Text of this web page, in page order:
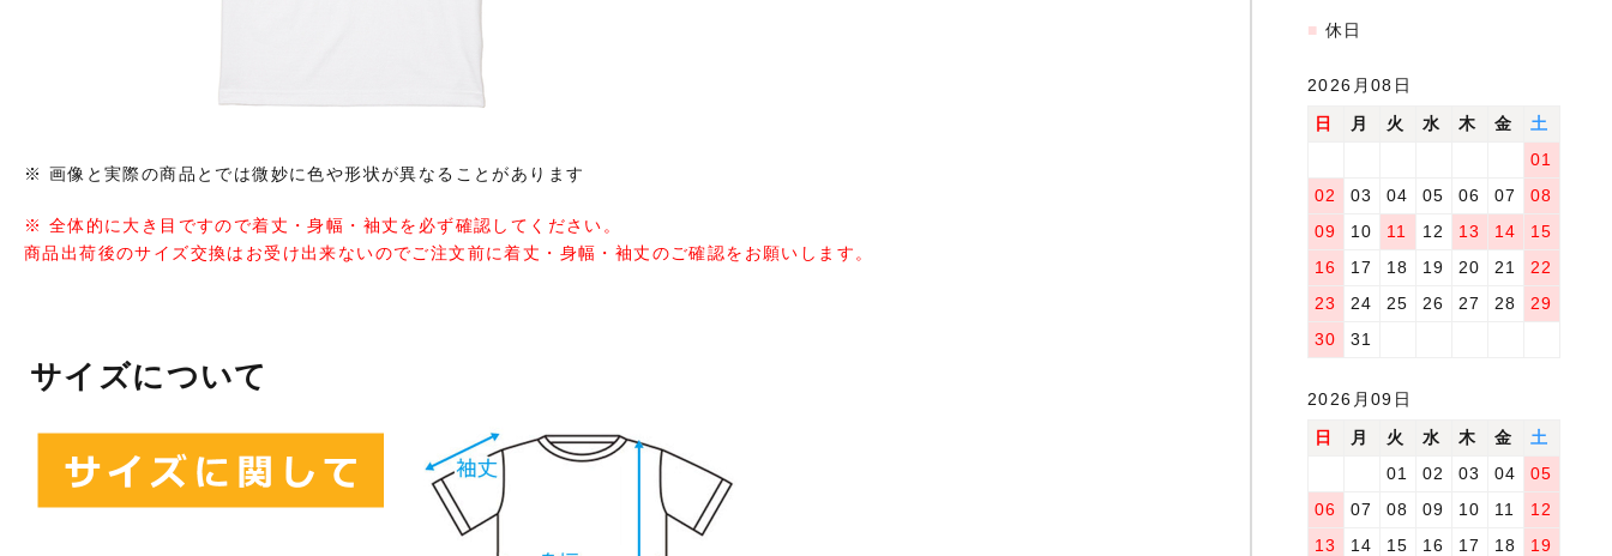
■ 休日
2026月08日
日
月 火 水 木 金
土
01
02
03 04 05 06 07
08
09
10 11 12 13 14
15
16
17 18 19 20 21
22
23
24 25 26 27 28
29
30
31
2026月09日
日
月 火 水 木 金
土
01
02 03 04
05
06
07 08 09 10 11
12
13
14 15 16 17 18
19
※ 画像と実際の商品とでは微妙に色や形状が異なることがあります
※ 全体的に大き目ですので着丈・身幅・袖丈を必ず確認してください。
商品出荷後のサイズ交換はお受け出来ないのでご注文前に着丈・身幅・袖丈のご確認をお願いします。
サイズについて